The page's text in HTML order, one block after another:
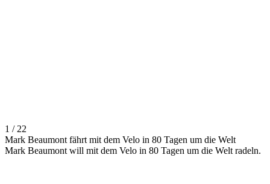
1 / 22
Mark Beaumont fährt mit dem Velo in 80 Tagen um die Welt
Mark Beaumont will mit dem Velo in 80 Tagen um die Welt radeln.